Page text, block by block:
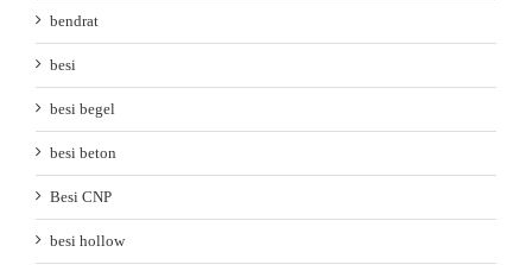
bendrat
besi
besi begel
besi beton
Besi CNP
besi hollow